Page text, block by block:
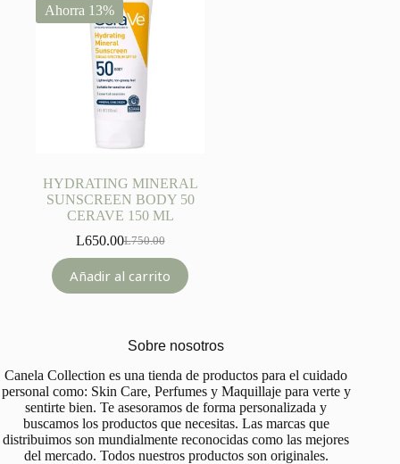
Ahorra 13%
HYDRATING MINERAL
SUNSCREEN BODY 50
CERAVE 150 ML
L750.00
Original
was:
L750.00.
L650.00Current
is:
L650.00.
Añadir al carrito
Sobre nosotros
Canela Collection es una tienda de productos para el cuidado
personal como: Skin Care, Perfumes y Maquillaje para verte y
sentirte bien. Te asesoramos de forma personalizada y
buscamos los productos que necesitas. Las marcas que
distribuimos son mundialmente reconocidas como las mejores
del mercado. Todos nuestros productos son originales.